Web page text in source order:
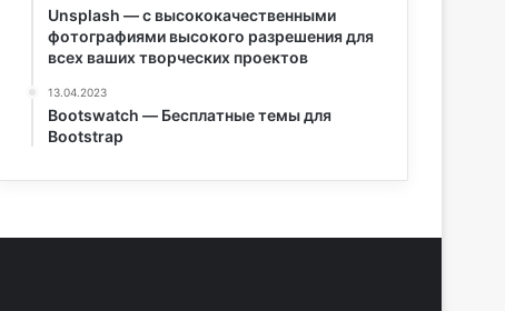
Unsplash — с высококачественными
фотографиями высокого разрешения для
всех ваших творческих проектов
13.04.2023
Bootswatch — Бесплатные темы для
Bootstrap